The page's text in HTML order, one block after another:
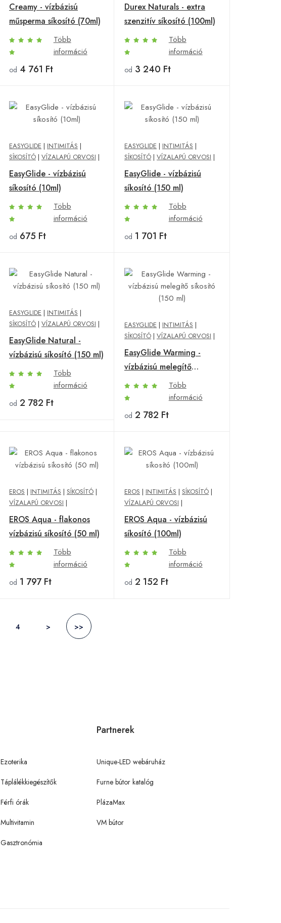
Creamy - vízbázisú
műsperma síkosító (70ml)
Több
információ
od 4 761 Ft
Durex Naturals - extra
szenzitív síkosító (100ml)
Több
információ
od 3 240 Ft
EASYGLIDE | INTIMITÁS |
SÍKOSÍTÓ | VÍZALAPÚ ORVOSI |
EasyGlide - vízbázisú
síkosító (10ml)
Több
információ
od 675 Ft
EASYGLIDE | INTIMITÁS |
SÍKOSÍTÓ | VÍZALAPÚ ORVOSI |
EasyGlide - vízbázisú
síkosító (150 ml)
Több
információ
od 1 701 Ft
EASYGLIDE | INTIMITÁS |
SÍKOSÍTÓ | VÍZALAPÚ ORVOSI |
EasyGlide Natural -
vízbázisú síkosító (150 ml)
Több
információ
od 2 782 Ft
EASYGLIDE | INTIMITÁS |
SÍKOSÍTÓ | VÍZALAPÚ ORVOSI |
EasyGlide Warming -
vízbázisú melegítő
síkosító (150 ml)
Több
információ
od 2 782 Ft
EROS | INTIMITÁS | SÍKOSÍTÓ |
VÍZALAPÚ ORVOSI |
EROS Aqua - flakonos
vízbázisú síkosító (50 ml)
Több
információ
od 1 797 Ft
EROS | INTIMITÁS | SÍKOSÍTÓ |
VÍZALAPÚ ORVOSI |
EROS Aqua - vízbázisú
síkosító (100ml)
Több
információ
od 2 152 Ft
4 > >>
Ezoterika
Táplálékkiegészítők
Férfi órák
Multivitamin
Gasztronómia
Partnerek
Unique-LED webáruház
Furne bútor katalóg
PlázaMax
VM bútor